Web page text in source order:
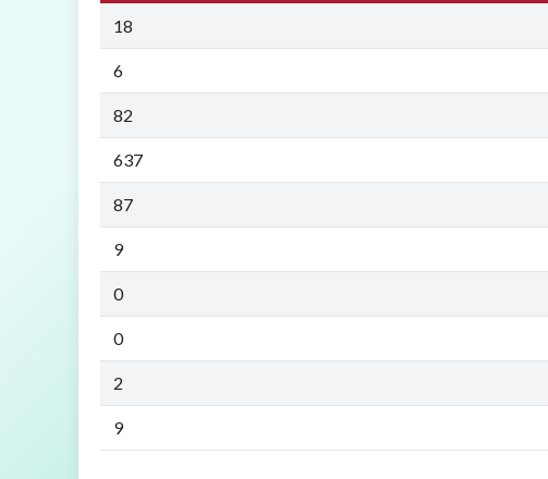
18
6
82
637
87
9
0
0
2
9